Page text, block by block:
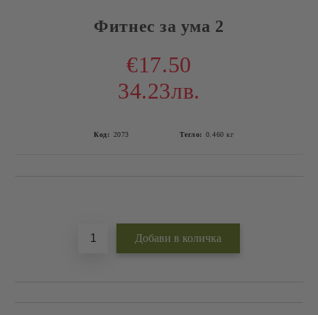
Фитнес за ума 2
€17.50
34.23лв.
Код: 2073 Тегло: 0.460 кг